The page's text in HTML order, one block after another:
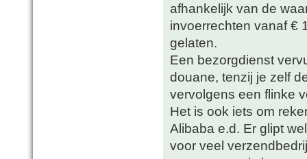
afhankelijk van de
invoerrechten vanaf €
gelaten.
Een bezorgdienst
douane, tenzij je zelf
vervolgens een flinke
Het is ook iets om
Alibaba e.d. Er glipt
voor veel